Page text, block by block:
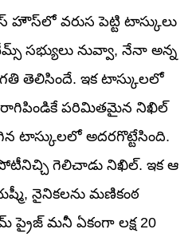
సభ్యులు నువ్వా, నేనా అన్న
తెలిసిందే. ఇక టాస్కులలో
పరిమితమైన నిఖిల్
టాస్కులలో అదరగొట్టేసింది.
గెలిచాడు నిఖిల్. ఇక ఆ
నైనికలను మణికంఠ
మనీ ఏకంగా లక్ష 20